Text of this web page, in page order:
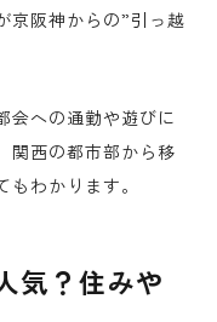
京阪神からの”引っ越
会への通勤や遊びに
関西の都市部から移
わかります。
気？住みや